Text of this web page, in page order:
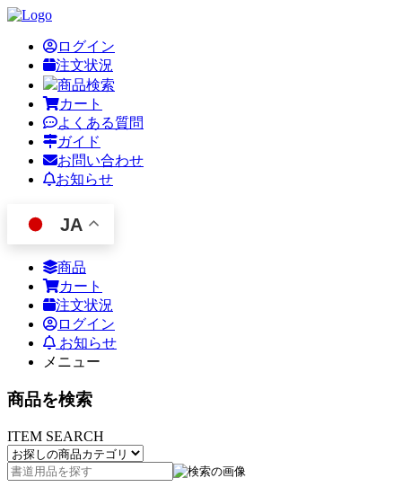
ログイン
注文状況
商品検索
カート
よくある質問
ガイド
お問い合わせ
お知らせ
JA
商品
カート
注文状況
ログイン
お知らせ
メニュー
商品を検索
ITEM SEARCH